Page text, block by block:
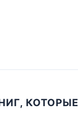
КОТОРЫЕ